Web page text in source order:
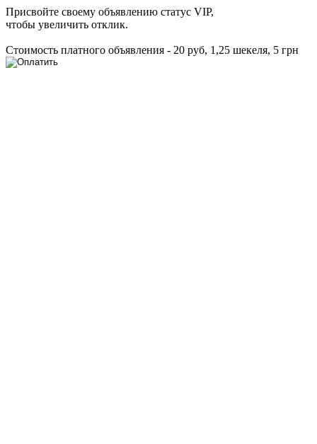
Присвойте своему объявлению статус VIP,
чтобы увеличить отклик.
Стоимость платного объявления - 20 руб, 1,25 шекеля, 5 грн